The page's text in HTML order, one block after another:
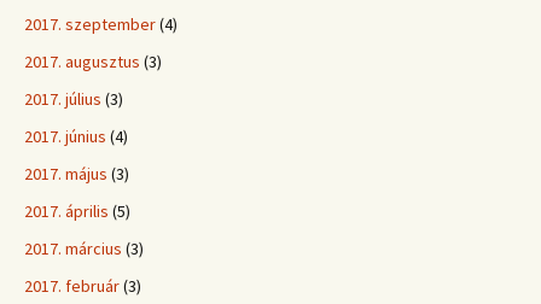
2017. szeptember(4)
2017. augusztus (3)
2017. július (3)
2017. június (4)
2017. május (3)
2017. április (5)
2017. március (3)
2017. február(3)